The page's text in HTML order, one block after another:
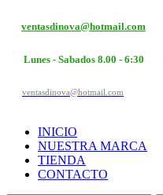
ventasdinova@hotmail.com
Lunes - Sabados 8.00 - 6:30
ventasdinova@hotmail.com
INICIO
NUESTRA MARCA
TIENDA
CONTACTO